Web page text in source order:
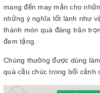
mang đến may mắn cho
những ý nghĩa tốt lành như
thành món quà đáng trân
đem tặng.
Chúng thường được dùng
quà cầu chúc trong bối cảnh